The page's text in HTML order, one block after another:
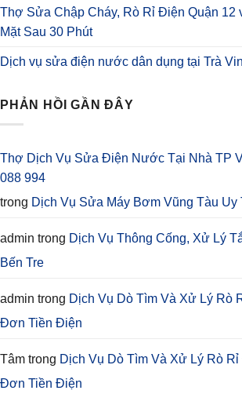
Thợ Sửa Chập Cháy, Rò Rỉ Điện Quận 12
Mặt Sau 30 Phút
Dịch vụ sửa điện nước dân dụng tại Trà
PHẢN HỒI GẦN ĐÂY
Thợ Dịch Vụ Sửa Điện Nước Tại Nhà TP
088 994
trong Dịch Vụ Sửa Máy Bơm Vũng Tàu Uy
admin trong Dịch Vụ Thông Cống, Xử Lý
Bến Tre
admin trong Dịch Vụ Dò Tìm Và Xử Lý Rò
Đơn Tiền Điện
Tâm trong Dịch Vụ Dò Tìm Và Xử Lý Rò
Đơn Tiền Điện